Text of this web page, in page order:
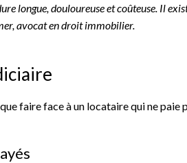
longue, douloureuse et coûteuse. Il
avocat en droit immobilier.
faire face à un locataire qui ne paie